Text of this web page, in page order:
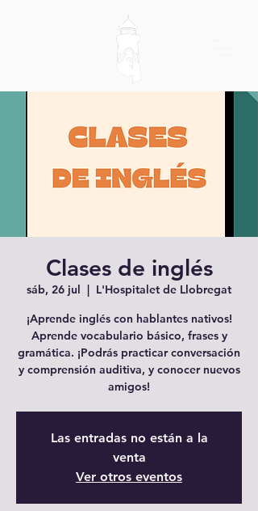
Clases de inglés
sáb, 26 jul
  |
L'Hospitalet de Llobregat
¡Aprende inglés con hablantes nativos!
Aprende vocabulario básico, frases y
gramática. ¡Podrás practicar conversación
y comprensión auditiva, y conocer nuevos
amigos!
Las entradas no están a la
venta
Ver otros eventos